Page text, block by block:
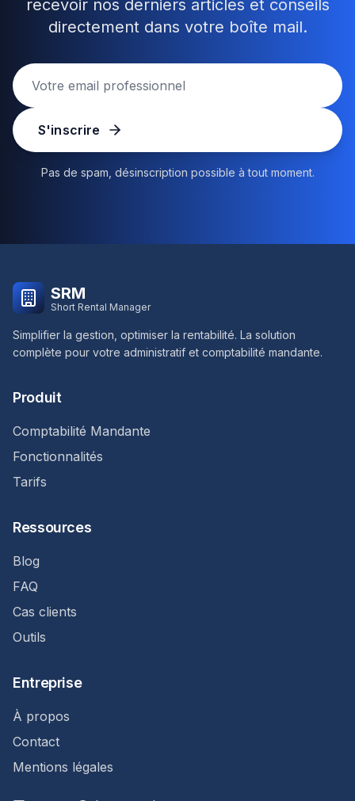
recevoir nos derniers articles et conseils
directement dans votre boîte mail.
S'inscrire
Pas de spam, désinscription possible à tout moment.
SRM
Short Rental Manager
Simplifier la gestion, optimiser la rentabilité. La solution
complète pour votre administratif et comptabilité mandante.
Produit
Comptabilité Mandante
Fonctionnalités
Tarifs
Ressources
Blog
FAQ
Cas clients
Outils
Entreprise
À propos
Contact
Mentions légales